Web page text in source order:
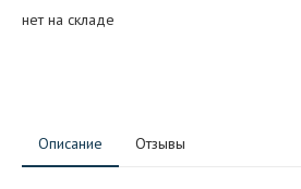
нет на складе
Описание Отзывы